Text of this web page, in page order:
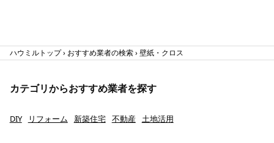
ハウミルトップ おすすめ業者の検索 壁紙・クロス
カテゴリからおすすめ業者を探す
DIY リフォーム 新築住宅 不動産 土地活用